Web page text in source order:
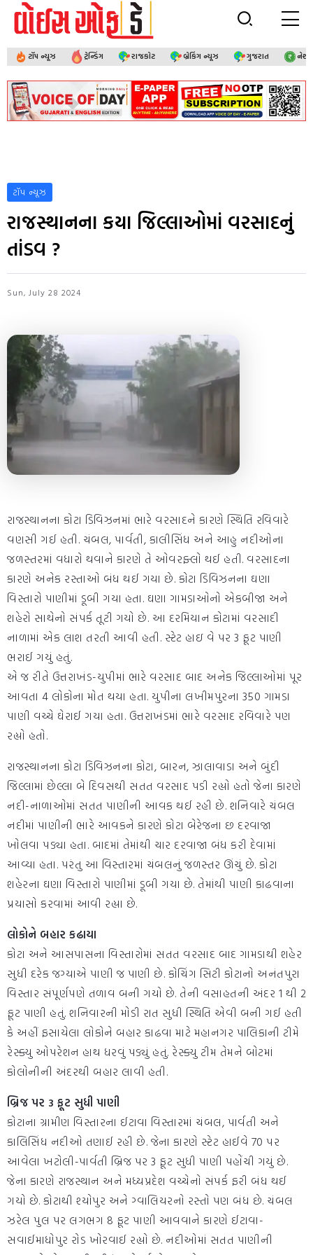
ટૉપ ન્યૂઝ ટ્રેન્ડિંગ રાજકોટ બ્રેકિંગ ન્યૂઝ ગુજરાત
ટૉપ ન્યૂઝ
રાજસ્થાનના કયા જિલ્લાઓમાં વરસાદનું
તાંડવ ?
Sun, July 28 2024
રાજસ્થાનના કોટા ડિવિઝનમાં ભારે વરસાદને કારણે સ્થિતિ રવિવારે
વણસી ગઈ હતી. ચંબલ, પાર્વતી, કાલીસિંધ અને આહુ નદીઓના
જળસ્તરમાં વધારો થવાને કારણે તે ઓવરફ્લો થઈ હતી. વરસાદના
કારણે અનેક રસ્તાઓ બંધ થઈ ગયા છે. કોટા ડિવિઝનના ઘણા
વિસ્તારો પાણીમાં ડૂબી ગયા હતા. ઘણા ગામડાઓનો એકબીજા અને
શહેરો સાથેનો સંપર્ક તૂટી ગયો છે. આ દરમિયાન કોટામાં વરસાદી
નાળામાં એક લાશ તરતી આવી હતી. સ્ટેટ હાઇ વે પર 3 ફૂટ પાણી
ભરાઈ ગયું હતું.
એ જ રીતે ઉત્તરાખંડ-યુપીમાં ભારે વરસાદ બાદ અનેક જિલ્લાઓમાં પૂર
આવતા 4 લોકોના મોત થયા હતા. યુપીના લખીમપુરના 350 ગામડા
પાણી વચ્ચે ઘેરાઈ ગયા હતા. ઉત્તરાખંડમાં ભારે વરસાદ રવિવારે પણ
રહ્યો હતો.
રાજસ્થાનના કોટા ડિવિઝનના કોટા, બારન, ઝાલાવાડા અને બુંદી
જિલ્લામાં છેલ્લા બે દિવસથી સતત વરસાદ પડી રહ્યો હતો જેના કારણે
નદી-નાળાઓમાં સતત પાણીની આવક થઈ રહી છે. શનિવારે ચંબલ
નદીમાં પાણીની ભારે આવકને કારણે કોટા બેરેજના છ દરવાજા
ખોલવા પડ્યા હતા. બાદમાં તેમાંથી ચાર દરવાજા બંધ કરી દેવામાં
આવ્યા હતા. પરંતુ આ વિસ્તારમાં ચંબલનું જળસ્તર ઊંચું છે. કોટા
શહેરના ઘણા વિસ્તારો પાણીમાં ડૂબી ગયા છે. તેમાંથી પાણી કાઢવાના
પ્રયાસો કરવામાં આવી રહ્યા છે.
લોકોને બહાર કઢાયા
કોટા અને આસપાસના વિસ્તારોમાં સતત વરસાદ બાદ ગામડાથી શહેર
સુધી દરેક જગ્યાએ પાણી જ પાણી છે. કોચિંગ સિટી કોટાનો અનંતપુરા
વિસ્તાર સંપૂર્ણપણે તળાવ બની ગયો છે. તેની વસાહતની અંદર 1 થી 2
ફૂટ પાણી હતું. શનિવારની મોડી રાત સુધી સ્થિતિ એવી બની ગઈ હતી
કે અહીં ફસાયેલા લોકોને બહાર કાઢવા માટે મહાનગર પાલિકાની ટીમે
રેસ્ક્યુ ઓપરેશન હાથ ધરવું પડ્યું હતું. રેસ્ક્યુ ટીમ તેમને બોટમાં
કોલોનીની અંદરથી બહાર લાવી હતી.
બ્રિજ પર 3 ફૂટ સુધી પાણી
કોટાના ગ્રામીણ વિસ્તારના ઈટાવા વિસ્તારમાં ચંબલ, પાર્વતી અને
કાલિસિંધ નદીઓ તણાઈ રહી છે. જેના કારણે સ્ટેટ હાઈવે 70 પર
આવેલા ખટોલી-પાર્વતી બ્રિજ પર 3 ફૂટ સુધી પાણી પહોંચી ગયું છે.
જેના કારણે રાજસ્થાન અને મધ્યપ્રદેશ વચ્ચેનો સંપર્ક ફરી બંધ થઈ
ગયો છે. કોટાથી શ્યોપુર અને ગ્વાલિયરનો રસ્તો પણ બંધ છે. ચંબલ
ઝરેલ પુલ પર લગભગ 8 ફૂટ પાણી આવવાને કારણે ઈટાવા-
સવાઈમાધોપુર રોડ ખોરવાઈ રહ્યો છે. નદીઓમાં સતત પાણીની